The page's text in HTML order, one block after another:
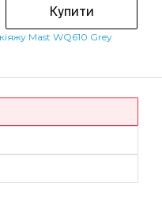
Купити
Mast WQ610 Grey